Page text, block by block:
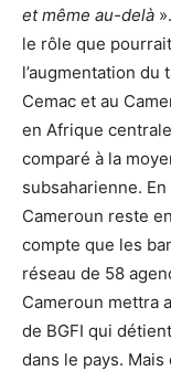
et même au-delà ».
le rôle que
l’augmentation du
Cemac et au
en Afrique
comparé à la
subsaharienne.
Cameroun reste
compte que les
réseau de 58
Cameroun mettra
de BGFI qui
dans le pays.